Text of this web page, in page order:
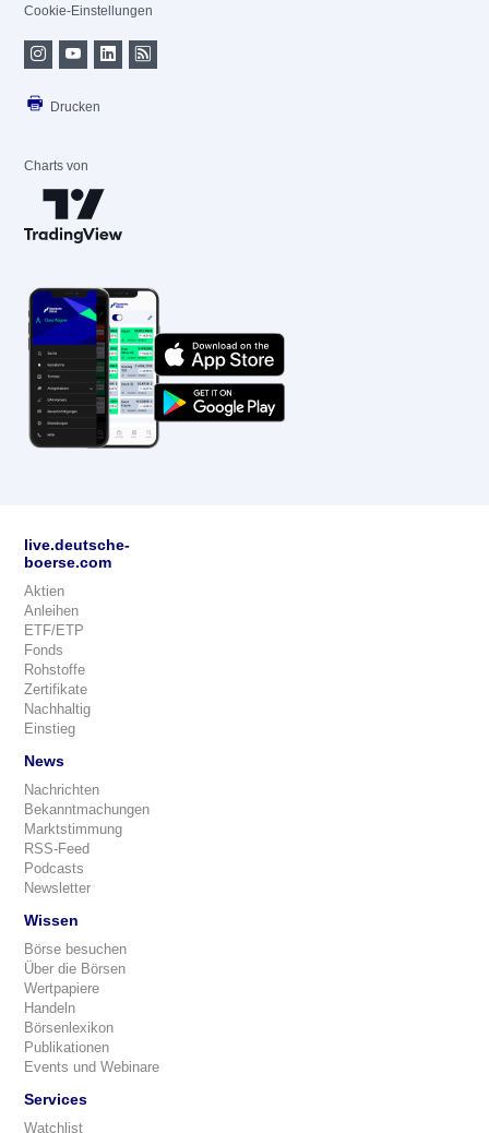
Cookie-Einstellungen
Drucken
Charts von
live.deutsche-
boerse.com
Aktien
Anleihen
ETF/ETP
Fonds
Rohstoffe
Zertifikate
Nachhaltig
Einstieg
News
Nachrichten
Bekanntmachungen
Marktstimmung
RSS-Feed
Podcasts
Newsletter
Wissen
Börse besuchen
Über die Börsen
Wertpapiere
Handeln
Börsenlexikon
Publikationen
Events und Webinare
Services
Watchlist